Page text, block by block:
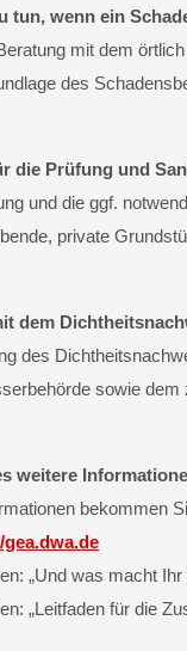
tun, wenn ein
mit dem
des
die Prüfung und
und die ggf.
private
dem
des
sowie
weitere
bekommen
„Und was macht
„Leitfaden für die